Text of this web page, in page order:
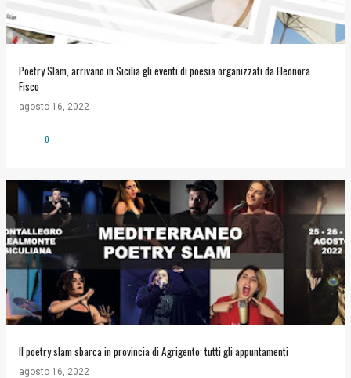
Poetry Slam, arrivano in Sicilia gli eventi di poesia organizzati da Eleonora
Fisco
agosto 16, 2022
0
Il poetry slam sbarca in provincia di Agrigento: tutti gli appuntamenti
agosto 16, 2022